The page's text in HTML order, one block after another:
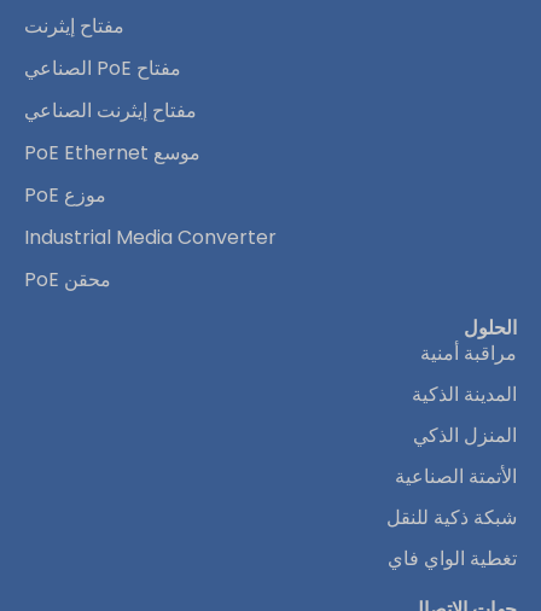
مفتاح إيثرنت
مفتاح PoE الصناعي
مفتاح إيثرنت الصناعي
موسع PoE Ethernet
موزع PoE
Industrial Media Converter
محقن PoE
الحلول
مراقبة أمنية
المدينة الذكية
المنزل الذكي
الأتمتة الصناعية
شبكة ذكية للنقل
تغطية الواي فاي